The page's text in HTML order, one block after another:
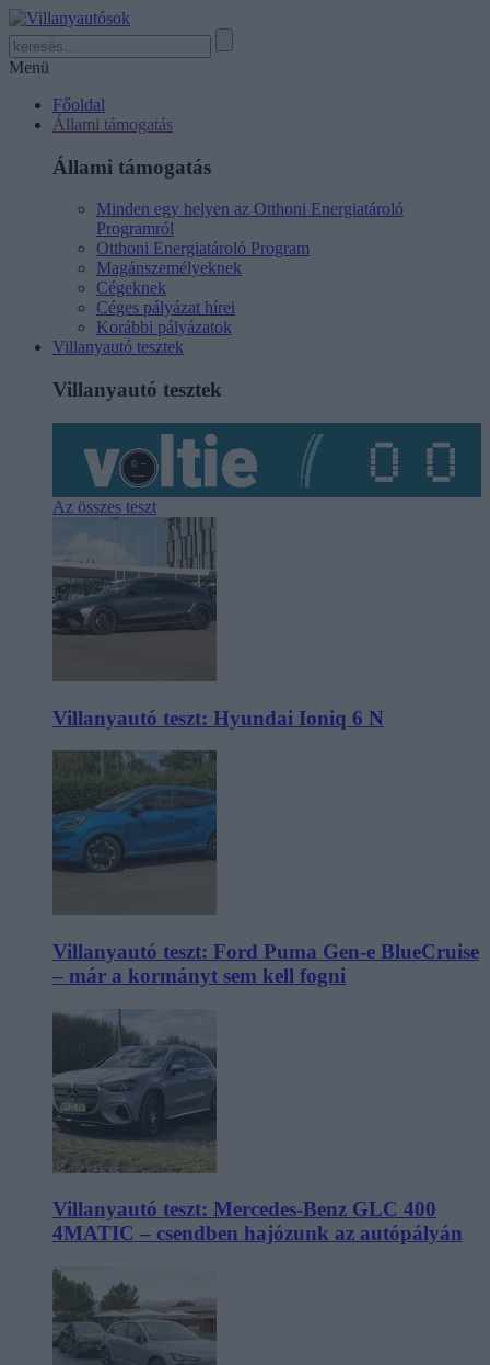
Menü
Főoldal
Állami támogatás
Állami támogatás
Minden egy helyen az Otthoni Energiatároló
Programról
Otthoni Energiatároló Program
Magánszemélyeknek
Cégeknek
Céges pályázat hírei
Korábbi pályázatok
Villanyautó tesztek
Villanyautó tesztek
Az összes teszt
Villanyautó teszt: Hyundai Ioniq 6 N
Villanyautó teszt: Ford Puma Gen-e BlueCruise
– már a kormányt sem kell fogni
Villanyautó teszt: Mercedes-Benz GLC 400
4MATIC – csendben hajózunk az autópályán